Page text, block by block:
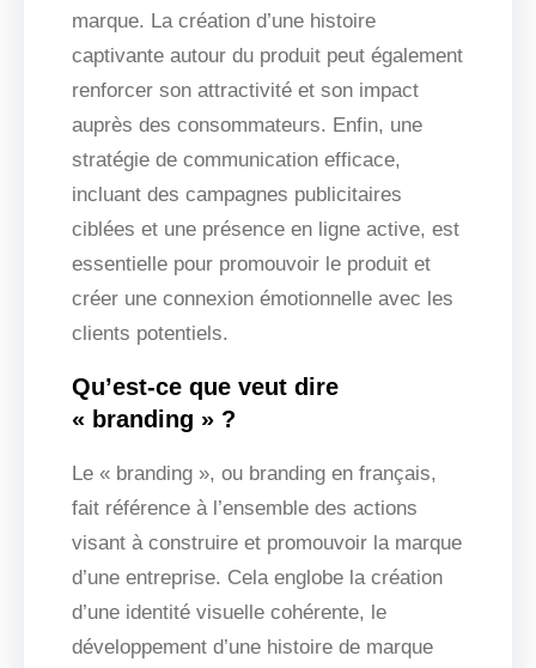
marque. La création d’une histoire
captivante autour du produit peut également
renforcer son attractivité et son impact
auprès des consommateurs. Enfin, une
stratégie de communication efficace,
incluant des campagnes publicitaires
ciblées et une présence en ligne active, est
essentielle pour promouvoir le produit et
créer une connexion émotionnelle avec les
clients potentiels.
Qu’est-ce que veut dire
« branding » ?
Le « branding », ou branding en français,
fait référence à l’ensemble des actions
visant à construire et promouvoir la marque
d’une entreprise. Cela englobe la création
d’une identité visuelle cohérente, le
développement d’une histoire de marque